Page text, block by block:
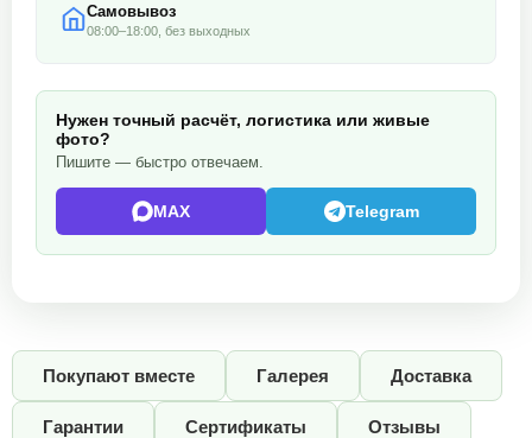
Самовывоз
08:00–18:00, без выходных
Нужен точный расчёт, логистика или живые
фото?
Пишите — быстро отвечаем.
MAX Telegram
Покупают вместе Галерея Доставка
Гарантии Сертификаты Отзывы